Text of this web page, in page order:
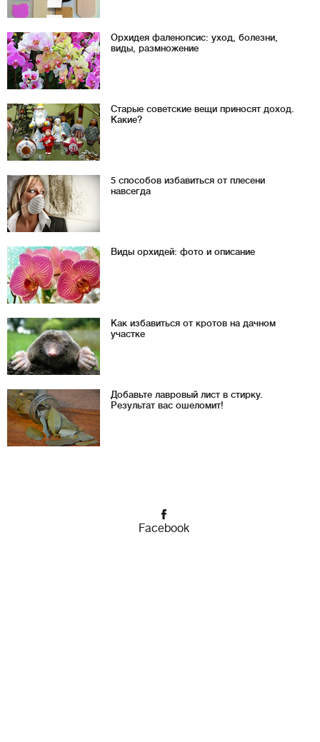
Орхидея фаленопсис: уход, болезни,
виды, размножение
Старые советские вещи приносят доход.
Какие?
5 способов избавиться от плесени
навсегда
Виды орхидей: фото и описание
Как избавиться от кротов на дачном
участке
Добавьте лавровый лист в стирку.
Результат вас ошеломит!
Facebook